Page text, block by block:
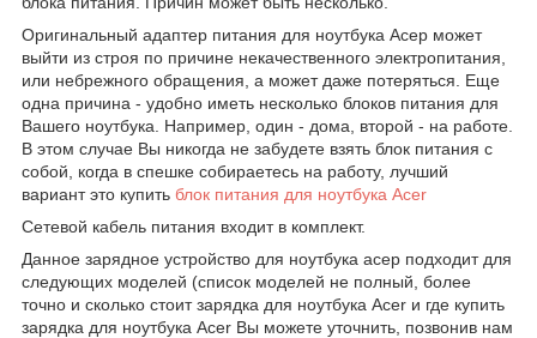
Оригинальный адаптер питания для ноутбука Асер может
выйти из строя по причине некачественного электропитания,
или небрежного обращения, а может даже потеряться. Еще
одна причина - удобно иметь несколько блоков питания для
Вашего ноутбука. Например, один - дома, второй - на работе.
В этом случае Вы никогда не забудете взять блок питания с
собой, когда в спешке собираетесь на работу, лучший
вариант это купить блок питания для ноутбука Acer
Сетевой кабель питания входит в комплект.
Данное зарядное устройство для ноутбука асер подходит для
следующих моделей (список моделей не полный, более
точно и сколько стоит зарядка для ноутбука Acer и где купить
зарядка для ноутбука Acer Вы можете уточнить, позвонив нам